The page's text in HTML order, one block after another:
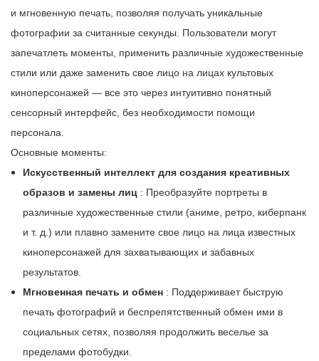
и мгновенную печать, позволяя получать уникальные
фотографии за считанные секунды. Пользователи могут
запечатлеть моменты, применить различные художественные
стили или даже заменить свое лицо на лицах культовых
киноперсонажей — все это через интуитивно понятный
сенсорный интерфейс, без необходимости помощи
персонала.
Основные моменты:
Искусственный интеллект для создания креативных
образов и замены лиц: Преобразуйте портреты в
различные художественные стили (аниме, ретро, ​​киберпанк
и т. д.) или плавно замените свое лицо на лица известных
киноперсонажей для захватывающих и забавных
результатов.
Мгновенная печать и обмен: Поддерживает быструю
печать фотографий и беспрепятственный обмен ими в
социальных сетях, позволяя продолжить веселье за ​​
пределами фотобудки.